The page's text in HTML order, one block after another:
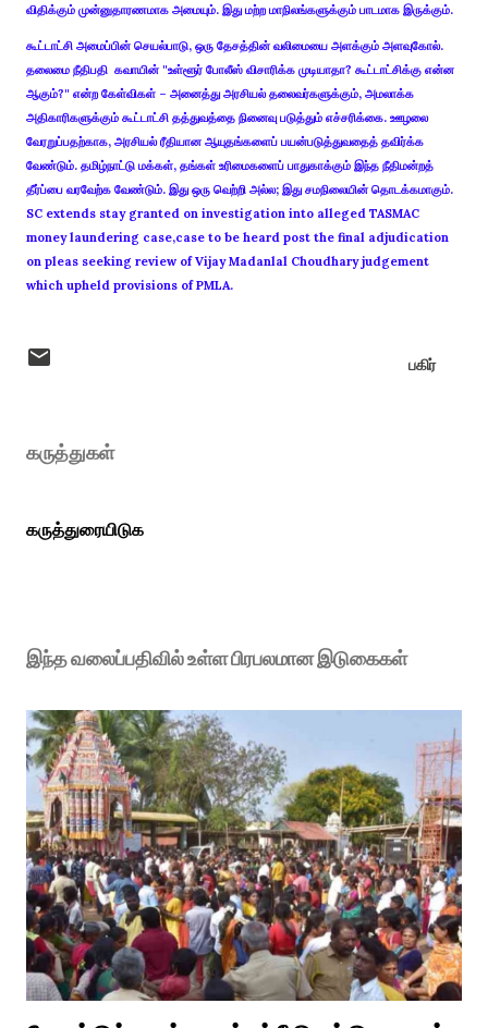
விதிக்கும் முன்னுதாரணமாக அமையும். இது மற்ற மாநிலங்களுக்கும் பாடமாக இருக்கும்.
கூட்டாட்சி அமைப்பின் செயல்பாடு, ஒரு தேசத்தின் வலிமையை அளக்கும் அளவுகோல்.
தலைமை நீதிபதி கவாயின் "உள்ளூர் போலீஸ் விசாரிக்க முடியாதா? கூட்டாட்சிக்கு என்ன
ஆகும்?" என்ற கேள்விகள் – அனைத்து அரசியல் தலைவர்களுக்கும், அமலாக்க
அதிகாரிகளுக்கும் கூட்டாட்சி தத்துவத்தை நினைவு படுத்தும் எச்சரிக்கை. ஊழலை
வேரறுப்பதற்காக, அரசியல் ரீதியான ஆயுதங்களைப் பயன்படுத்துவதைத் தவிர்க்க
வேண்டும். தமிழ்நாட்டு மக்கள், தங்கள் உரிமைகளைப் பாதுகாக்கும் இந்த நீதிமன்றத்
தீர்ப்பை வரவேற்க வேண்டும். இது ஒரு வெற்றி அல்ல; இது சமநிலையின் தொடக்கமாகும்.
SC extends stay granted on investigation into alleged TASMAC
money laundering case,case to be heard post the final adjudication
on pleas seeking review of Vijay Madanlal Choudhary judgement
which upheld provisions of PMLA.
பகிர்
கருத்துகள்
கருத்துரையிடுக
இந்த வலைப்பதிவில் உள்ள பிரபலமான இடுகைகள்